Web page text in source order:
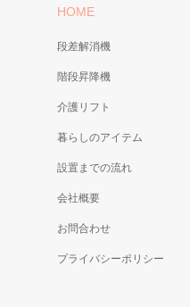
HOME
段差解消機
階段昇降機
介護リフト
暮らしのアイテム
設置までの流れ
会社概要
お問合わせ
プライバシーポリシー